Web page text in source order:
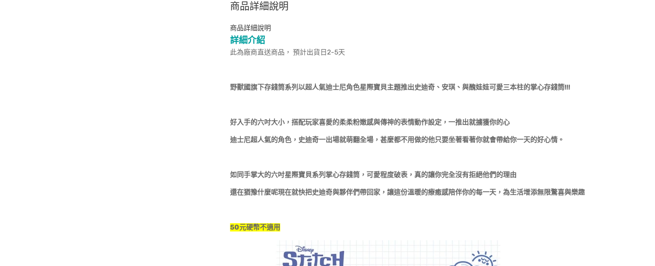
商品詳細說明
商品詳細說明
詳細介紹
此為廠商直送商品， 預計出貨日2-5天
野獸國旗下存錢筒系列以超人氣迪士尼角色星際寶貝主題推出史迪奇、安琪、與醜娃娃可愛三本柱的掌心存錢筒!!!
好入手的六吋大小，搭配玩家喜愛的柔柔粉嫩感與傳神的表情動作設定，一推出就擄獲你的心
迪士尼超人氣的角色，史迪奇一出場就萌翻全場，甚麼都不用做的他只要坐著看著你就會帶給你一天的好心情。
如同手掌大的六吋星際寶貝系列掌心存錢筒，可愛程度破表，真的讓你完全沒有拒絕他們的理由
還在猶豫什麼呢現在就快把史迪奇與夥伴們帶回家，讓這份溫暖的療癒感陪伴你的每一天，為生活增添無限驚喜與樂趣
50元硬幣不適用